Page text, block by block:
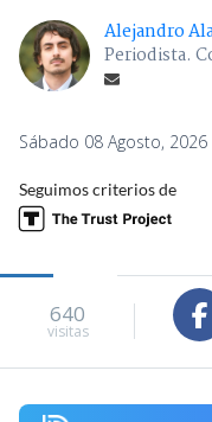
Alejandro
Periodista.
Sábado 08 Agosto,
Seguimos criterios de
640
visitas